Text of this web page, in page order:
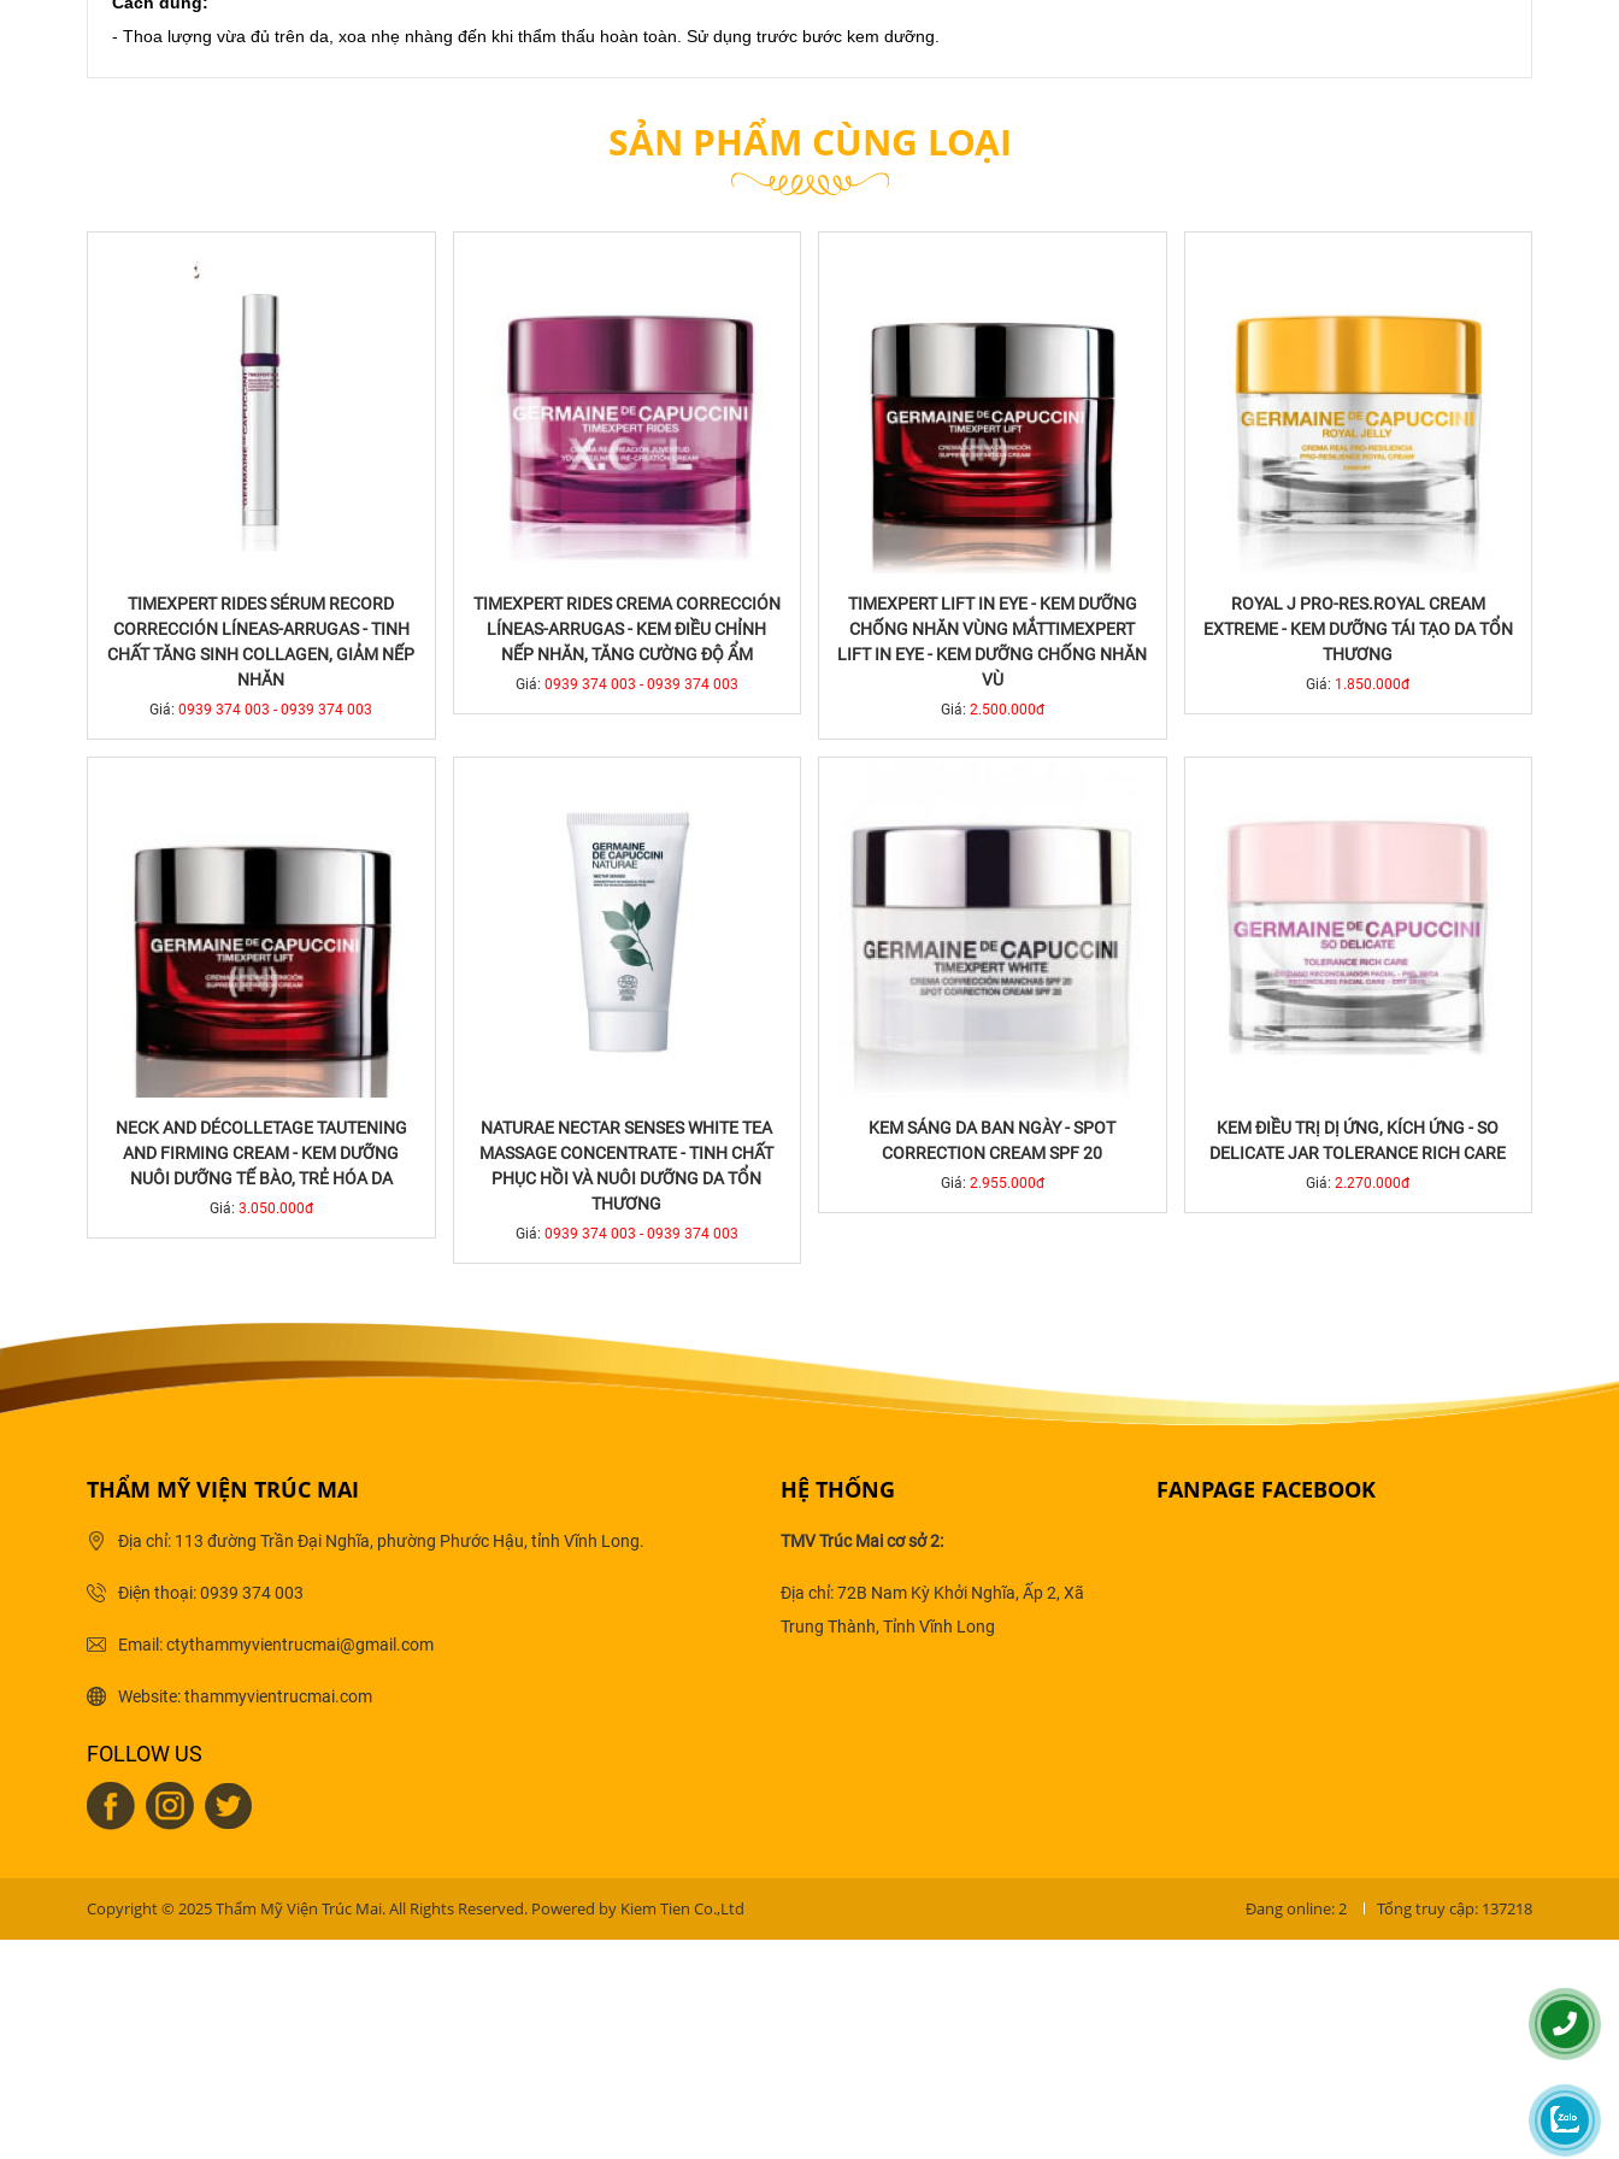
- Thoa lượng vừa đủ trên da, xoa nhẹ nhàng đến khi thẩm thấu hoàn toàn. Sử dụng trước bước kem dưỡng.
SẢN PHẨM CÙNG LOẠI
TIMEXPERT RIDES SÉRUM RECORD
CORRECCIÓN LÍNEAS-ARRUGAS - TINH
CHẤT TĂNG SINH COLLAGEN, GIẢM NẾP
NHĂN
Giá:0939 374 003 - 0939 374 003
TIMEXPERT RIDES CREMA CORRECCIÓN
LÍNEAS-ARRUGAS - KEM ĐIỀU CHỈNH
NẾP NHĂN, TĂNG CƯỜNG ĐỘ ẨM
Giá: 0939 374 003 - 0939 374 003
TIMEXPERT LIFT IN EYE - KEM DƯỠNG
CHỐNG NHĂN VÙNG MẮTTIMEXPERT
LIFT IN EYE - KEM DƯỠNG CHỐNG NHĂN
VÙ
Giá: 2.500.000đ
ROYAL J PRO-RES.ROYAL CREAM
EXTREME - KEM DƯỠNG TÁI TẠO DA TỔN
THƯƠNG
Giá: 1.850.000đ
NECK AND DÉCOLLETAGE TAUTENING
AND FIRMING CREAM - KEM DƯỠNG
NUÔI DƯỠNG TẾ BÀO, TRẺ HÓA DA
Giá: 3.050.000đ
NATURAE NECTAR SENSES WHITE TEA
MASSAGE CONCENTRATE - TINH CHẤT
PHỤC HỒI VÀ NUÔI DƯỠNG DA TỔN
THƯƠNG
Giá: 0939 374 003 - 0939 374 003
KEM SÁNG DA BAN NGÀY - SPOT
CORRECTION CREAM SPF 20
Giá: 2.955.000đ
KEM ĐIỀU TRỊ DỊ ỨNG, KÍCH ỨNG - SO
DELICATE JAR TOLERANCE RICH CARE
Giá:2.270.000đ
THẨM MỸ VIỆN TRÚC MAI
Địa chỉ: 113 đường Trần Đại Nghĩa, phường Phước Hậu, tỉnh Vĩnh Long.
Điện thoại: 0939 374 003
Email: ctythammyvientrucmai@gmail.com
Website: thammyvientrucmai.com
FOLLOW US
HỆ THỐNG
TMV Trúc Mai cơ sở 2:
Địa chỉ: 72B Nam Kỳ Khởi Nghĩa, Ấp 2, Xã
Trung Thành, Tỉnh Vĩnh Long
FANPAGE FACEBOOK
Copyright © 2025 Thẩm Mỹ Viện Trúc Mai. All Rights Reserved. Powered by Kiem Tien Co.,Ltd Đang online: 2 Tổng truy cập: 137218